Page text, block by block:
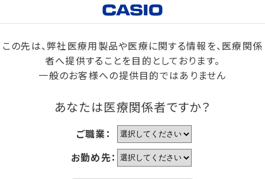
この先は、弊社医療用製品や医療に関する情報を、医療関係
者へ提供することを目的としております。
一般のお客様への提供目的ではありません
あなたは医療関係者ですか？
ご職業：
お勤め先：